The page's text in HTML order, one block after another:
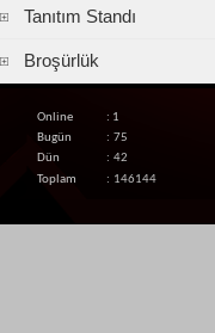
Tanıtım Standı
Broşürlük
Online
: 1
Bugün
: 75
Dün
: 42
Toplam
: 146144